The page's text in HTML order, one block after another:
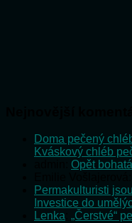
Doma pečený
Kváskový chléb
Opět
Permakulturisti
Investice do
Lenka „Čerstvé“